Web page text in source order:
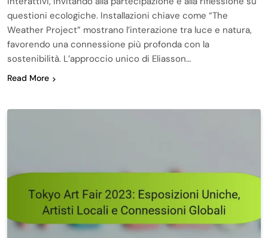
questioni ecologiche. Installazioni chiave come “The
Weather Project” mostrano l’interazione tra luce e natura,
favorendo una connessione più profonda con la
sostenibilità. L’approccio unico di Eliasson…
Read More